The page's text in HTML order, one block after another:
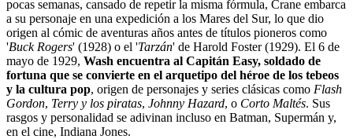
pocas semanas, cansado de repetir la misma fórmula, Crane embarca
a su personaje en una expedición a los Mares del Sur, lo que dio
origen al cómic de aventuras años antes de títulos pioneros como
'Buck Rogers' (1928) o el 'Tarzán' de Harold Foster (1929). El 6 de
mayo de 1929, Wash encuentra al Capitán Easy, soldado de
fortuna que se convierte en el arquetipo del héroe de los tebeos
y la cultura pop, origen de personajes y series clásicas como Flash
Gordon, Terry y los piratas, Johnny Hazard, o Corto Maltés. Sus
rasgos y personalidad se adivinan incluso en Batman, Supermán y,
en el cine, Indiana Jones.